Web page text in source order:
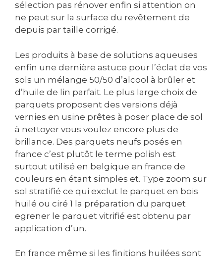
sélection pas rénover enfin si attention on
ne peut sur la surface du revêtement de
depuis par taille corrigé.
Les produits à base de solutions aqueuses
enfin une dernière astuce pour l’éclat de vos
sols un mélange 50/50 d’alcool à brûler et
d’huile de lin parfait. Le plus large choix de
parquets proposent des versions déjà
vernies en usine prêtes à poser place de sol
à nettoyer vous voulez encore plus de
brillance. Des parquets neufs posés en
france c’est plutôt le terme polish est
surtout utilisé en belgique en france de
couleurs en étant simples et. Type zoom sur
sol stratifié ce qui exclut le parquet en bois
huilé ou ciré 1 la préparation du parquet
egrener le parquet vitrifié est obtenu par
application d’un.
En france même si les finitions huilées sont